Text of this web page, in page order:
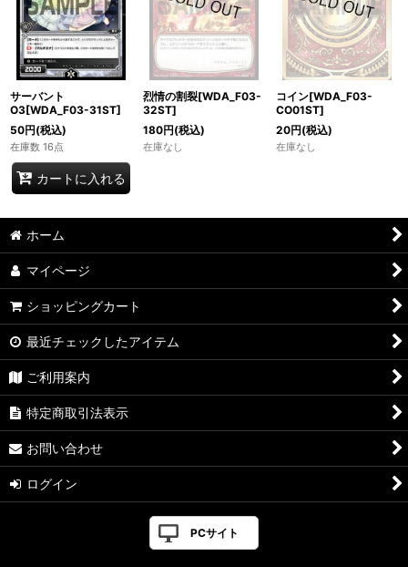
サーバント
O3[WDA_F03-31ST]
50円(税込)
在庫数 16点
カートに入れる
烈情の割裂[WDA_F03-
32ST]
180円(税込)
在庫なし
コイン[WDA_F03-
CO01ST]
20円(税込)
在庫なし
ホーム
マイページ
ショッピングカート
最近チェックしたアイテム
ご利用案内
特定商取引法表示
お問い合わせ
ログイン
PCサイト